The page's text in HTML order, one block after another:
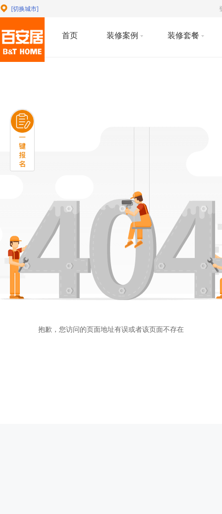
[切换城市]
首页 装修案例 装修套餐
抱歉，您访问的页面地址有误或者该页面不存在